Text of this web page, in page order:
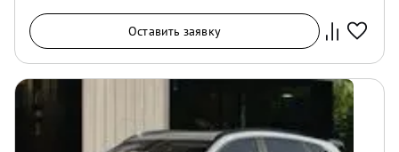
Оставить заявку